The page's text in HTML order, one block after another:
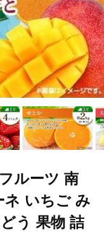
ルーツ 南
ネ いちご み
う 果物 詰